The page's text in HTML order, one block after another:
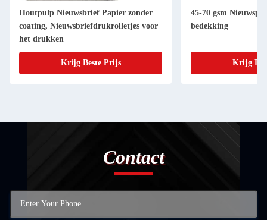
Houtpulp Nieuwsbrief Papier zonder
coating, Nieuwsbriefdrukrolletjes voor
het drukken
Krijg Beste Prijs
45-70 gsm
bedekking
Krijg
Contact